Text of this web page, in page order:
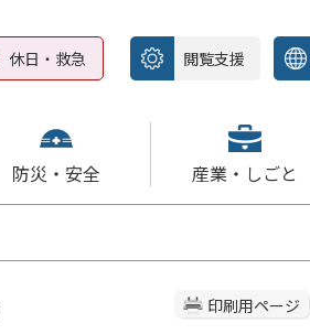
休日・救急 閲覧支援
防災・安全 産業・しごと
印刷用ページ